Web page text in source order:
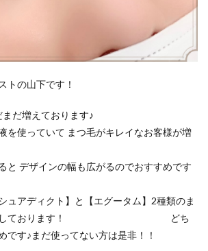
トの山下です！
だ増えております♪
使っていて まつ毛がキレイなお客様が増
と デザインの幅も広がるのでおすすめです
アディクト】と【エグータム】2種類のま
用意しております！ どち
です♪まだ使ってない方は是非！！